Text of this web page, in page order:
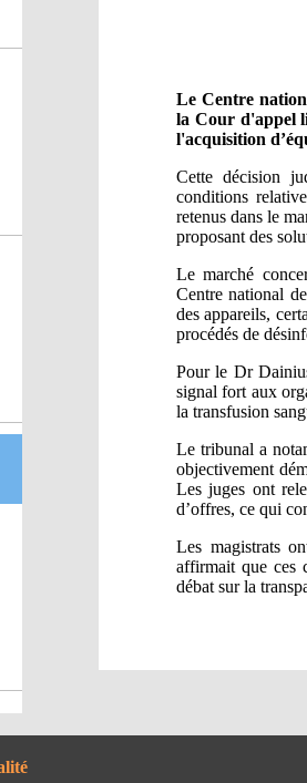
Le Centre
la Cour d'appel
l'acquisition
Cette décision
conditions
retenus dans le
proposant des
Le marché
Centre national
des appareils,
procédés de
Pour le Dr
signal fort aux
la transfusion
Le tribunal a
objectivement
Les juges ont
d’offres, ce qui
Les magistrats
affirmait que ces
débat sur la